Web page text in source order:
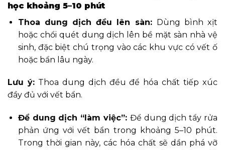
học khoảng 5–10 phút
Thoa dung dịch đều lên sàn: Dùng bình xịt
hoặc chổi quét dung dịch lên bề mặt sàn nhà vệ
sinh, đặc biệt chú trọng vào các khu vực có vết ố
hoặc bẩn lâu ngày.
Lưu ý:Thoa dung dịch đều để hóa chất tiếp xúc
đầy đủ với vết bẩn.
Để dung dịch “làm việc”: Để dung dịch tẩy rửa
phản ứng với vết bẩn trong khoảng 5–10 phút.
Trong thời gian này, các hóa chất sẽ dần phá vỡ